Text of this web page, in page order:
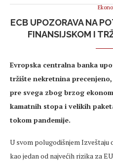
ECB UPOZORAVA NA
FINANSIJSKOM I
Evropska centralna banka
tržište nekretnina
pre svega zbog brzog
kamatnih stopa i velikih
tokom pandemije.
U svom polugodišnjem Izveštaju
kao jedan od najvećih rizika za